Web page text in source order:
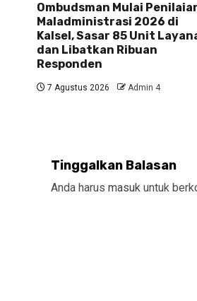
Ombudsman Mulai
Maladministrasi 2026 di
Kalsel, Sasar 85 Unit
dan Libatkan Ribuan
Responden
7 Agustus 2026 Admin 4
Tinggalkan Balasan
Anda harus masuk untuk